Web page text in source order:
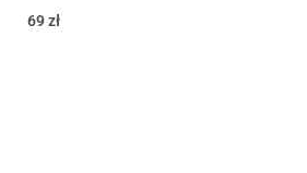
69zł